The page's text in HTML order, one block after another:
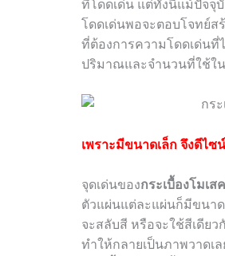
ที่โดดเด่น แต่ทั้งนี้แม้ปัจจุ
โดดเด่นพอจะตอบโจทย์ส
ที่ต้องการความโดดเด่นที่
ปริมาณและจำนวนที่ใช้ใน
เพราะมีขนาดเล็ก จึงดีไ
จุดเด่นของกระเบื้องโมเสค
ตัวแผ่นแต่ละแผ่นก็มีขนาด
จะสลับสี หรือจะใช้สีเดีย
ทำให้กลายเป็นภาพวาดเ